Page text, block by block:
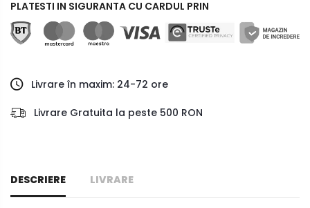
PLATESTI IN SIGURANTA CU CARDUL PRIN
Livrare în maxim: 24-72 ore
Livrare Gratuita la peste 500 RON
DESCRIERE LIVRARE